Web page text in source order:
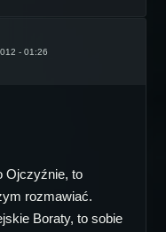
- 01:26
Ojczyźnie, to
rozmawiać.
Boraty, to sobie